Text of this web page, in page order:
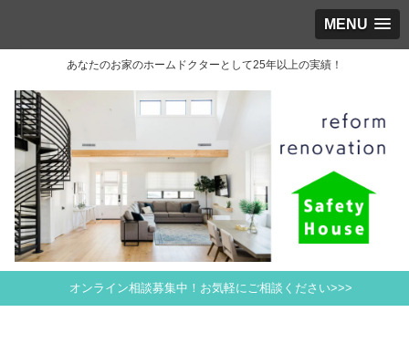
MENU
あなたのお家のホームドクターとして25年以上の実績！
オンライン相談募集中！お気軽にご相談ください>>>